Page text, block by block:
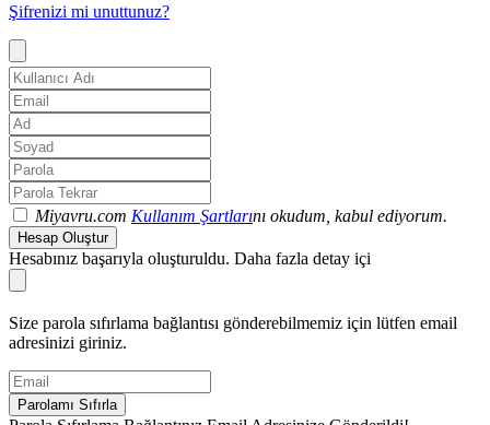
Şifrenizi mi unuttunuz?
Miyavru.com Kullanım Şartlarını okudum, kabul ediyorum.
Hesap Oluştur
Hesabınız başarıyla oluşturuldu. Daha fazla detay içi
Size parola sıfırlama bağlantısı gönderebilmemiz için lütfen email
adresinizi giriniz.
Parolamı Sıfırla